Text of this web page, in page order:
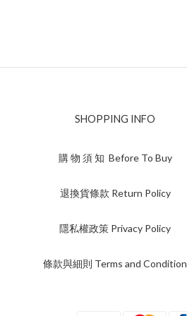
SHOPPING INFO
購 物 須 知 Before To Buy
退換貨條款 Return Policy
隱私權政策 Privacy Policy
條款與細則 Terms and Condition